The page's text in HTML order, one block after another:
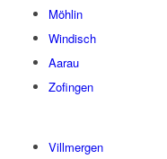
Möhlin
Windisch
Aarau
Zofingen
Villmergen